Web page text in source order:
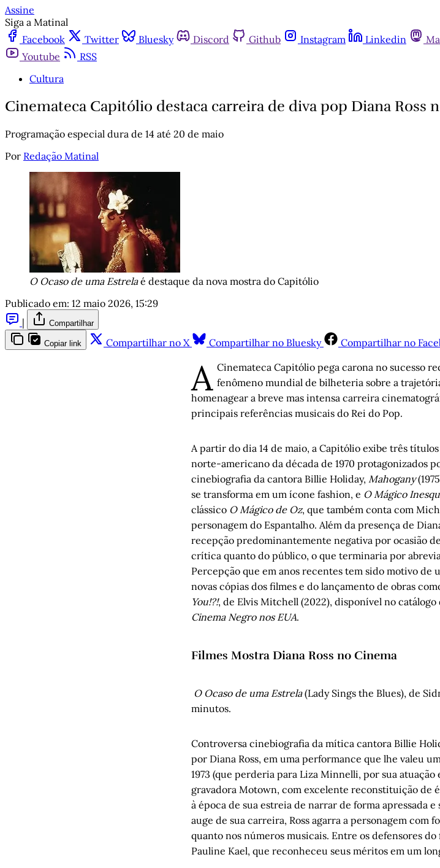
Assine
Siga a Matinal
Facebook
Twitter Bluesky Discord Github Instagram Linkedin
Youtube
RSS
Cultura
Cinemateca Capitólio destaca carreira de diva pop Diana Ross
Programação especial dura de 14 até 20 de maio
Por Redação Matinal
O Ocaso de uma Estrela é destaque da nova mostra do Capitólio
Publicado em: 12 maio 2026, 15:29
|
Compartilhar
Copiar link Compartilhar no X Compartilhar no Bluesky Compartilhar no
A Cinemateca Capitólio pega carona no sucesso
fenômeno mundial de bilheteria sobre a
homenagear a breve mas intensa carreira
principais referências musicais do Rei do Pop.
A partir do dia 14 de maio, a Capitólio exibe três
norte-americano da década de 1970 protagonizados
cinebiografia da cantora Billie Holiday, Mahogany
se transforma em um ícone fashion, e O Mágico
clássico O Mágico de Oz, que também conta com
personagem do Espantalho. Além da presença de
recepção predominantemente negativa por ocasião
crítica quanto do público, o que terminaria por
Percepção que em anos recentes tem sido motivo de
novas cópias dos filmes e do lançamento de obras
You!?!, de Elvis Mitchell (2022), disponível no
Cinema Negro nos EUA.
Filmes Mostra Diana Ross no Cinema
O Ocaso de uma Estrela(Lady Sings the Blues), de
minutos.
Controversa cinebiografia da mítica cantora Billie
por Diana Ross, em uma performance que lhe valeu
1973 (que perderia para Liza Minnelli, por sua atuação
gravadora Motown, com excelente reconstituição de
à época de sua estreia de narrar de forma apressada
auge de sua carreira, Ross agarra a personagem com
quanto nos números musicais. Entre os defensores
Pauline Kael, que reconheceu seus méritos em um